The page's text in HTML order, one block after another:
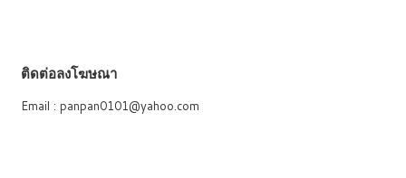
ติดต่อลงโฆษณา
Email : panpan0101@yahoo.com